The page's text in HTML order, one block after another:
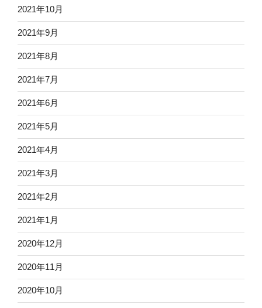
2021年10月
2021年9月
2021年8月
2021年7月
2021年6月
2021年5月
2021年4月
2021年3月
2021年2月
2021年1月
2020年12月
2020年11月
2020年10月